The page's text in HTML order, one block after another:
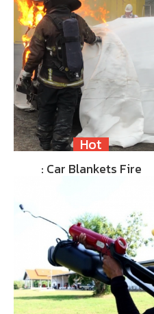
Hot
: Car Blankets Fire